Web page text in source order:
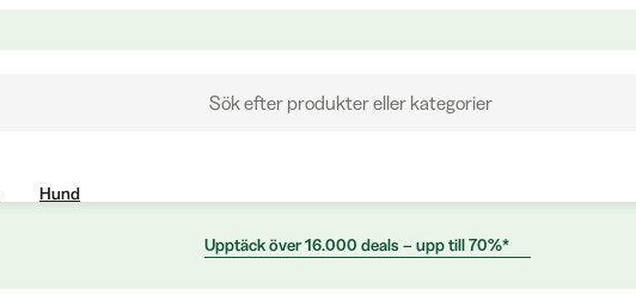
Sök efter produkter eller kategorier
Hund
Upptäck över 16.000 deals – upp till 70%*